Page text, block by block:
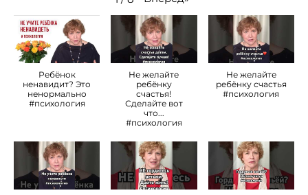
Ребёнок
ненавидит? Это
ненормально
#психология
Не желайте
ребёнку
счастья!
Сделайте вот
что...
#психология
Не желайте
ребёнку счастья
#психология